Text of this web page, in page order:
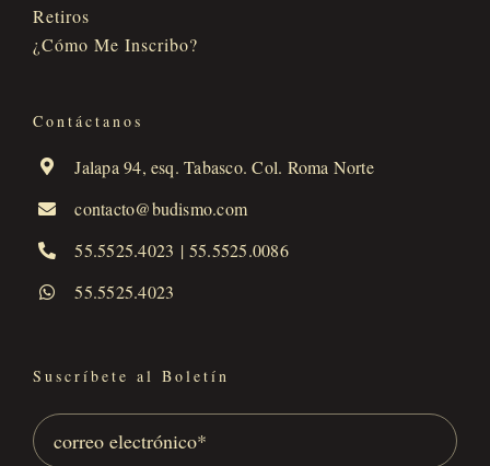
Retiros
¿Cómo Me Inscribo?
Contáctanos
Jalapa 94, esq. Tabasco. Col. Roma Norte
contacto@budismo.com
55.5525.4023 | 55.5525.0086
55.5525.4023
Suscríbete al Boletín